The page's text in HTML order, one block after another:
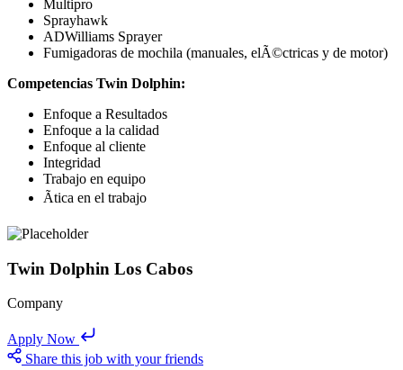
Multipro
Sprayhawk
ADWilliams Sprayer
Fumigadoras de mochila (manuales, elÃ©ctricas y de motor)
Competencias Twin Dolphin:
Enfoque a Resultados
Enfoque a la calidad
Enfoque al cliente
Integridad
Trabajo en equipo
Ãtica en el trabajo
Twin Dolphin Los Cabos
Company
Apply Now
Share this job with your friends